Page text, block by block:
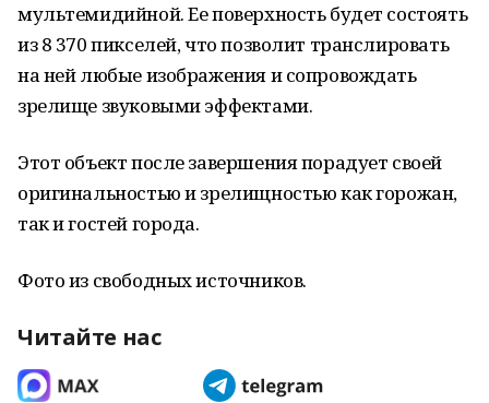
мультемидийной. Ее поверхность будет состоять
из 8 370 пикселей, что позволит транслировать
на ней любые изображения и сопровождать
зрелище звуковыми эффектами.
Этот объект после завершения порадует своей
оригинальностью и зрелищностью как горожан,
так и гостей города.
Фото из свободных источников.
Читайте нас